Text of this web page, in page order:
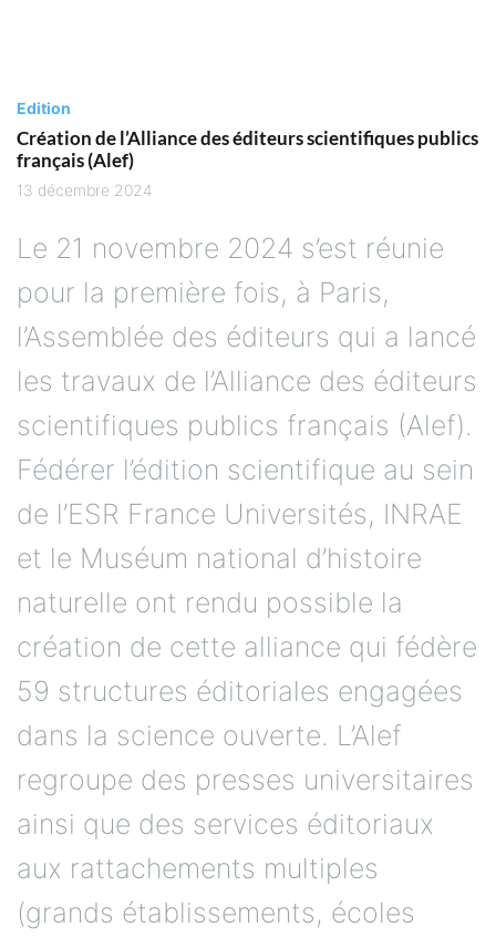
Edition
Création de l’Alliance des éditeurs scientifiques publics
français (Alef)
13 décembre 2024
Le 21 novembre 2024 s’est réunie
pour la première fois, à Paris,
l’Assemblée des éditeurs qui a lancé
les travaux de l’Alliance des éditeurs
scientifiques publics français (Alef).
Fédérer l’édition scientifique au sein
de l’ESR France Universités, INRAE
et le Muséum national d’histoire
naturelle ont rendu possible la
création de cette alliance qui fédère
59 structures éditoriales engagées
dans la science ouverte. L’Alef
regroupe des presses universitaires
ainsi que des services éditoriaux
aux rattachements multiples
(grands établissements, écoles